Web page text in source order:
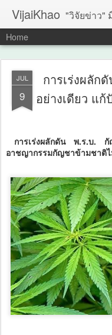
VijaiKhao "วิจัยข่าว"
Home
JUL
9
การเร่งผลัก
อย่างเดียว แ
การเร่งผลักดัน พ.ร.บ.
อาชญากรรมกัญชาข้ามชาติ